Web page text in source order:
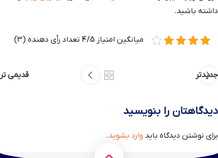
داشته باشید.
میانگین امتیاز 4/5 تعداد رأی دهنده (3)
جدیدتر قدیمی تر
دیدگاهتان را بنویسید
برای نوشتن دیدگاه باید وارد بشوید.